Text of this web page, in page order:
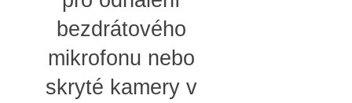
bezdrátového
mikrofonu nebo
skryté kamery v